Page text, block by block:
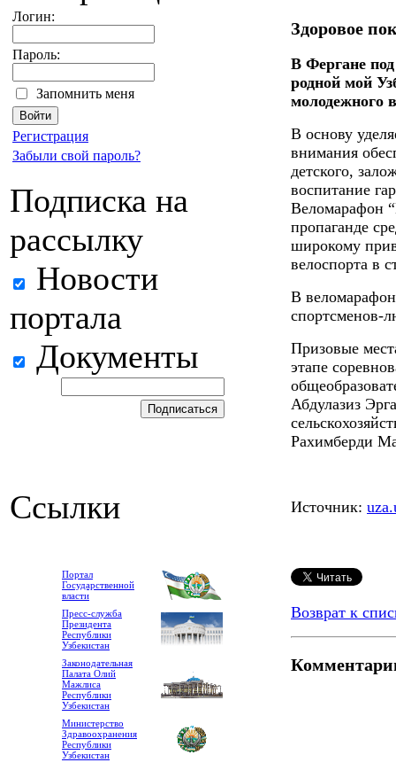
Логин:
Пароль:
Запомнить меня
Регистрация
Забыли свой пароль?
Подписка на
рассылку
Новости
портала
Документы
Ссылки
Портал
Государственной
власти
Пресс-служба
Президента
Республики
Узбекистан
Законодательная
Палата Олий
Мажлиса
Республики
Узбекистан
Министерство
Здравоохранения
Республики
Узбекистан
Здоровое
В Фергане
родной мой
молодежного
В основу
внимания
детского,
воспитание
Веломарафон
пропаганде
широкому
велоспорта в
В
спортсменов-
Призовые
этапе
Абдулазиз
Рахимберди
Источник:
Возврат к